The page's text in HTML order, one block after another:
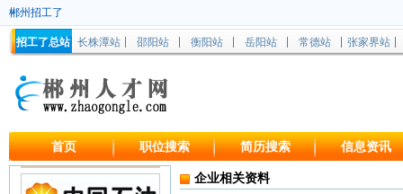
郴州招工了
招工了总站 长株潭站 邵阳站 衡阳站 岳阳站 常德站 张家界站
首页 职位搜索 简历搜索 信息资讯
企业相关资料